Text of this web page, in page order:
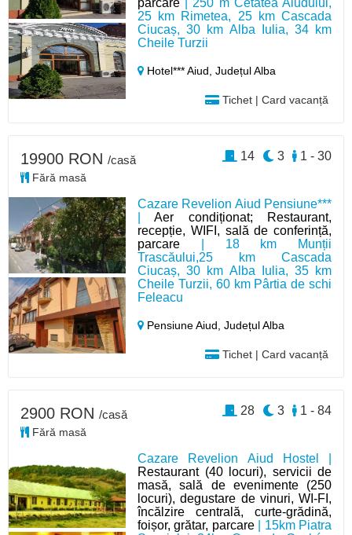
parcare | 250 m Cetatea Aiudului,
25 km Rimetea, 25 km Cascada
Ciucaș, 30 km Alba Iulia, 34 km
Cheile Turzii
Hotel*** Aiud,Județul Alba
Tichet | Card vacanță
Cazare Revelion Aiud Pensiune***
|Aer condiționat; Restaurant,
recepție, WIFI, sală de conferință,
parcare | 18 km Munții
Trascăului,25 km Cascada
Ciucaș, 30 km Alba Iulia, 35 km
Cheile Turzii, 60 km Pârtia de schi
Feleacu
Pensiune Aiud,Județul Alba
Tichet | Card vacanță
19900 RON /casă
Fără masă
1 - 30
3
14
Cazare Revelion Aiud Hostel |
Restaurant (40 locuri), servicii de
masă, sală de evenimente (250
locuri), degustare de vinuri, WI-FI,
încălzire centrală, curte-grădină,
foișor, grătar, parcare| 15km Piatra
2900 RON /casă
Fără masă
1 - 84
3
28